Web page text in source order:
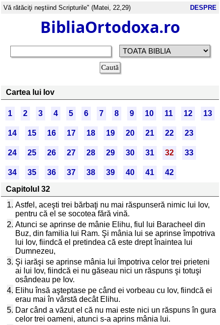
Vă rătăciţi neştiind Scripturile" (Matei, 22,29) DESPRE
BibliaOrtodoxa.ro
Cartea lui Iov
1 2 3 4 5 6 7 8 9 10 11 12 13
14 15 16 17 18 19 20 21 22 23
24 25 26 27 28 29 30 31 32 33
34 35 36 37 38 39 40 41
42
Capitolul 32
1. Astfel, aceşti trei bărbaţi nu mai răspunseră nimic lui Iov,
pentru că el se socotea fără vină.
2. Atunci se aprinse de mânie Elihu, fiul lui Baracheel din
Buz, din familia lui Ram. Şi mânia lui se aprinse împotriva
lui Iov, fiindcă el pretindea că este drept înaintea lui
Dumnezeu,
3. Şi iarăşi se aprinse mânia lui împotriva celor trei prieteni
ai lui Iov, fiindcă ei nu găseau nici un răspuns şi totuşi
osândeau pe Iov.
4. Elihu însă aşteptase pe când ei vorbeau cu Iov, fiindcă ei
erau mai în vârstă decât Elihu.
5. Dar când a văzut el că nu mai este nici un răspuns în gura
celor trei oameni, atunci s-a aprins mânia lui.